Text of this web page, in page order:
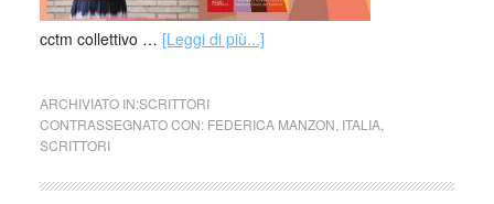
cctm collettivo … [Leggi di più...]
ARCHIVIATO IN:SCRITTORI
CONTRASSEGNATO CON: FEDERICA MANZON ITALIA,
SCRITTORI